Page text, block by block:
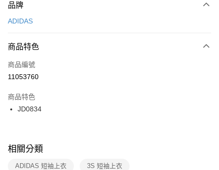
台灣樂天信用卡公司
【關於「AFTEE先享後付」】
便利好安心！
３．安心：先確認商品／服務後，再付款。
【「AFTEE先享後付」結帳流程】
１．於結帳方式選擇「AFTEE先享後付」後，將跳轉至「AFTEE先享後付」
２．訂單成立數日內，您將收到繳費通知簡訊。
３．收到繳費通知簡訊後14天內，點擊此簡訊中的連結，可透過四大超商／
ATM／網路銀行／等多元方式進行付款，方視為交易完成。
※ 交易是否成功請以「AFTEE先享後付 」之結帳頁面顯示為準，若有關於
是否繳費成功／繳費後需取消欲退款等相關疑問，請聯繫「AFTEE先享後付
客戶支援中心」https://netprotections.freshdesk.com/support/home
運送方式
每筆NT$100，滿NT$1,500(含以上)免運費
宅配
每筆NT$100，滿NT$1,500(含以上)免運費
付款後門市自取
每筆NT$100，滿NT$1,500(含以上)免運費
品牌
ADIDAS
商品特色
商品編號
11053760
商品特色
JD0834
相關分類
ADIDAS 短袖上衣 3S 短袖上衣